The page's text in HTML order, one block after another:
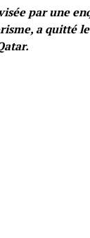
par une
a quitté